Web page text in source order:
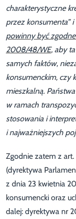
charakterystyczne
przez konsumenta”
powinny być
2008/48/WE, aby
samych faktów,
konsumenckim, czy
mieszkalną.
w ramach
stosowania i
i najważniejszych
Zgodnie zatem z
(dyrektywa
z dnia 23 kwietnia
konsumencki oraz
dalej: dyrektywa nr